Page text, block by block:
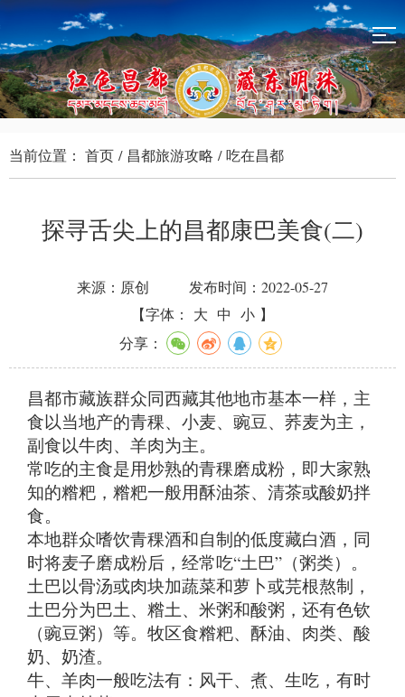
当前位置： 首页 / 昌都旅游攻略 /吃在昌都
探寻舌尖上的昌都康巴美食(二)
来源：原创
发布时间：2022-05-27
【字体：
大 中 小 】
分享：
昌都市藏族群众同西藏其他地市基本一样，主
食以当地产的青稞、小麦、豌豆、荞麦为主，
副食以牛肉、羊肉为主。
常吃的主食是用炒熟的青稞磨成粉，即大家熟
知的糌粑，糌粑一般用酥油茶、清茶或酸奶拌
食。
本地群众嗜饮青稞酒和自制的低度藏白酒，同
时将麦子磨成粉后，经常吃“土巴”（粥类）。
土巴以骨汤或肉块加蔬菜和萝卜或芫根熬制，
土巴分为巴土、糌土、米粥和酸粥，还有色钦
（豌豆粥）等。牧区食糌粑、酥油、肉类、酸
奶、奶渣。
牛、羊肉一般吃法有：风干、煮、生吃，有时